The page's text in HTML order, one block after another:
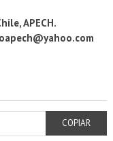
APECH.
COPIAR